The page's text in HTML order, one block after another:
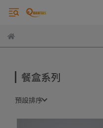
餐盒系列
預設排序